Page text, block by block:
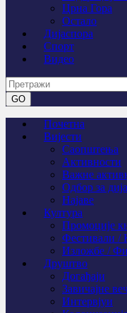
Црна Гора
Остало
Дијаспора
Спорт
Видео
Почетна
Вијести
Саопштења
Активности
Важне
Одбор за
Најаве
Култура
Промоције
Фестивали /
Изложбе /
Друштво
Догађаји
Завичајне
Интервјуи